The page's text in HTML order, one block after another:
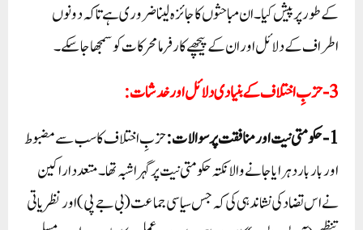
کے طور پر پیش کیا۔ ان مباحثوں کا جائزہ لینا ضروری ہے تاکہ دونوں
اطراف کے دلائل اور ان کے پیچھے کارفرما محرکات کو سمجھا جا سکے۔
3- حزبِ اختلاف کے بنیادی دلائل اور خدشات:
1-حکومتی نیت اور منافقت پر سوالات:
حزبِ اختلاف کا سب سے مضبوط
اور بار بار دہرایا جانے والا نکتہ حکومتی نیت پر گہرا شبہ تھا۔ متعدد اراکین
نے اس تضاد کی نشاندہی کی کہ جس سیاسی جماعت (بی جے پی) اور نظریاتی